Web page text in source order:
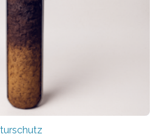
konzipierte und am 24. Oktober
Stadtrundgang „KreisLauf“. Er
Stadtgebiet…